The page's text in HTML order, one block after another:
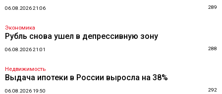
06.08.2026 21:06 289
Экономика
Рубль снова ушел в депрессивную зону
06.08.2026 21:01 288
Недвижимость
Выдача ипотеки в России выросла на 38%
06.08.2026 19:50 292